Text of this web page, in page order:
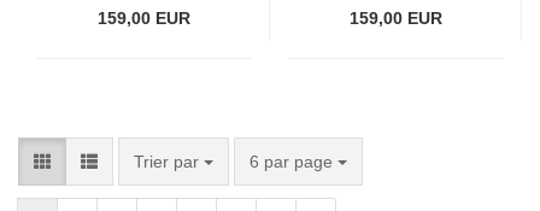
159,00 EUR 159,00 EUR
Trier par 6 par page